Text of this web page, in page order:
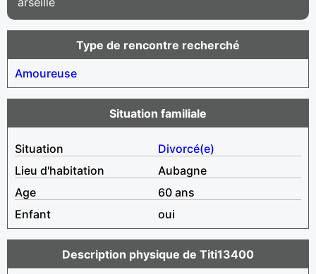
Type de rencontre recherché
Amoureuse
Situation familiale
Situation
Divorcé(e)
Lieu d'habitation
Aubagne
Age
60 ans
Enfant
oui
Description physique de Titi13400